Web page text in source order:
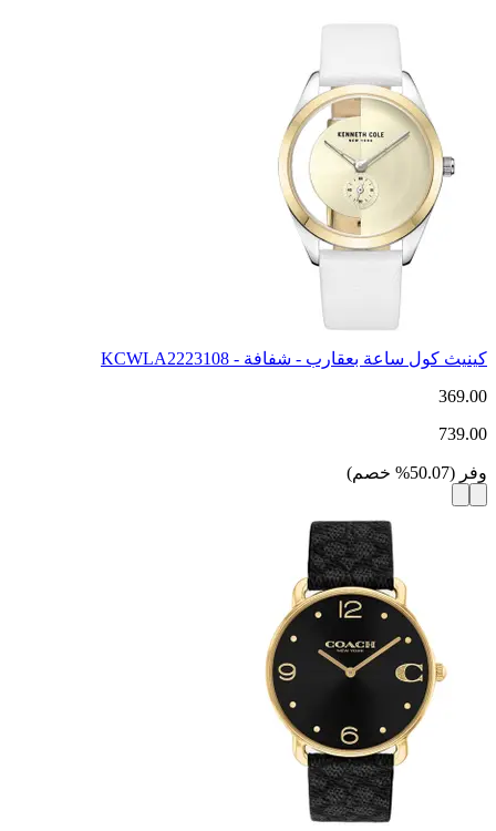
كينيث كول ساعة بعقارب - شفافة - KCWLA2223108
369.00
739.00
وفر (
50.07
% خصم)